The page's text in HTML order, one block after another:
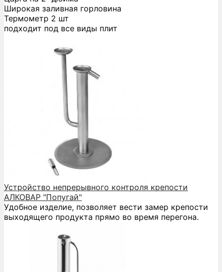
Широкая заливная горловина
Термометр 2 шт
подходит под все виды плит
Устройство непрерывного контроля крепости
АЛКОВАР "Попугай"
Удобное изделие, позволяет вести замер крепости
выходящего продукта прямо во время перегона.